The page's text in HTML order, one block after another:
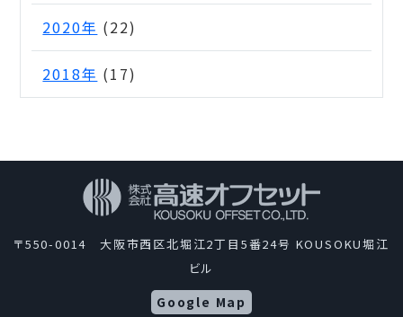
2020年 (22)
2018年 (17)
〒550-0014 大阪市西区北堀江2丁目5番24号 KOUSOKU堀江
ビル
Google Map